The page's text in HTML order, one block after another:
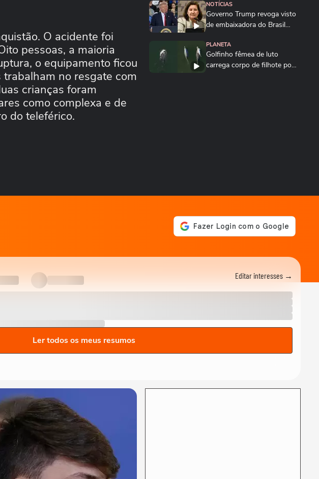
O acidente foi
pessoas, a maioria
o equipamento ficou
no resgate com
crianças foram
como complexa e de
do teleférico.
NOTÍCIAS
Governo Trump revoga visto
de embaixadora do Brasil
PLANETA
Golfinho fêmea de luto
carrega corpo de filhote por
para...
Irã divulga vídeo de
petroleiros em chamas após
ataques em Ormuz
chegam a Ceuta, na
Espanha, e prefeito pede...
MUNDO
durante...
brigar com China e EUA:
Editar interesses →
Ler todos os meus resumos